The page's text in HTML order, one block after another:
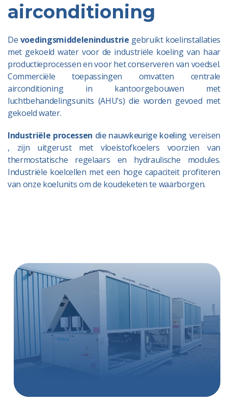
airconditioning
De voedingsmiddelenindustrie gebruikt koelinstallaties
met gekoeld water voor de industriële koeling van haar
productieprocessen en voor het conserveren van voedsel.
Commerciële toepassingen omvatten centrale
airconditioning in kantoorgebouwen met
luchtbehandelingsunits (AHU’s) die worden gevoed met
gekoeld water.
Industriële processen die nauwkeurige koeling vereisen
, zijn uitgerust met vloeistofkoelers voorzien van
thermostatische regelaars en hydraulische modules.
Industriële koelcellen met een hoge capaciteit profiteren
van onze koelunits om de koudeketen te waarborgen.